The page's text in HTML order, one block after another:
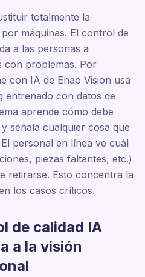
totalmente la
máquinas. El control de
a las personas a
con problemas. Por
con IA de Enao Vision usa
entrenado con datos de
aprende cómo debe
señala cualquier cosa que
personal en línea ve cuál
piezas faltantes, etc.)
retirarse. Esto concentra la
los casos críticos.
de calidad IA
a la visión